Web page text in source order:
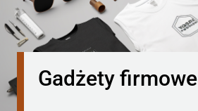
Gadżety firmowe